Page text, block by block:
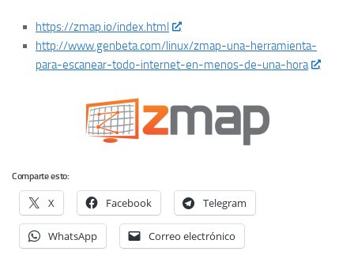
https://zmap.io/index.html
http://www.genbeta.com/linux/zmap-una-herramienta-
para-escanear-todo-internet-en-menos-de-una-hora
Comparte esto:
X Facebook Telegram
WhatsApp Correo electrónico